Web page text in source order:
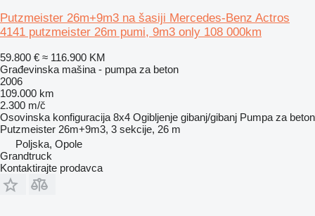
Putzmeister 26m+9m3 na šasiji Mercedes-Benz Actros
4141 putzmeister 26m pumi, 9m3 only 108 000km
59.800 € ≈ 116.900 KM
Građevinska mašina - pumpa za beton
2006
109.000 km
2.300 m/č
Osovinska konfiguracija 8x4 Ogibljenje gibanj/gibanj Pumpa za beton
Putzmeister 26m+9m3, 3 sekcije, 26 m
Poljska, Opole
Grandtruck
Kontaktirajte prodavca